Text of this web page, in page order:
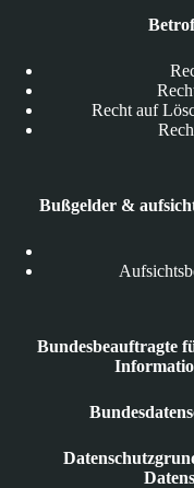
Recht auf
Bußgelder &
Bundesbeauftragte